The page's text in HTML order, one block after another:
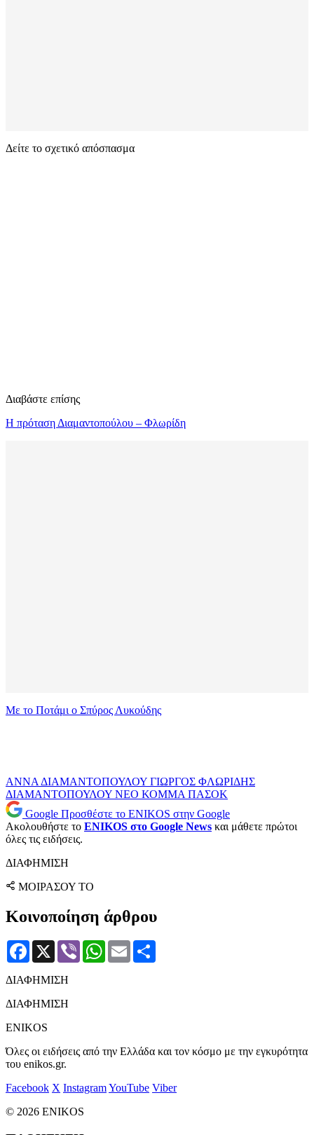
Δείτε το σχετικό απόσπασμα
Διαβάστε επίσης
Η πρόταση Διαμαντοπούλου – Φλωρίδη
Με το Ποτάμι ο Σπύρος Λυκούδης
ΑΝΝΑ ΔΙΑΜΑΝΤΟΠΟΥΛΟΥ ΓΙΩΡΓΟΣ ΦΛΩΡΙΔΗΣ
ΔΙΑΜΑΝΤΟΠΟΥΛΟΥ ΝΕΟ ΚΟΜΜΑ ΠΑΣΟΚ
Google Προσθέστε το ENIKOS στην Google
Ακολουθήστε το ENIKOS στο Google News και μάθετε πρώτοι
όλες τις ειδήσεις.
ΔΙΑΦΗΜΙΣΗ
ΜΟΙΡΑΣΟΥ ΤΟ
Κοινοποίηση άρθρου
Facebook
X Viber WhatsApp
Email
ΔΙΑΦΗΜΙΣΗ
ΔΙΑΦΗΜΙΣΗ
ENIKOS
Όλες οι ειδήσεις από την Ελλάδα και τον κόσμο με την εγκυρότητα
του enikos.gr.
Facebook X InstagramYouTube Viber
© 2026 ENIKOS